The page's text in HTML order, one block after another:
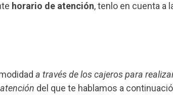
horario de atención, tenlo en cuenta a
a través de los cajeros para
del que te hablamos a